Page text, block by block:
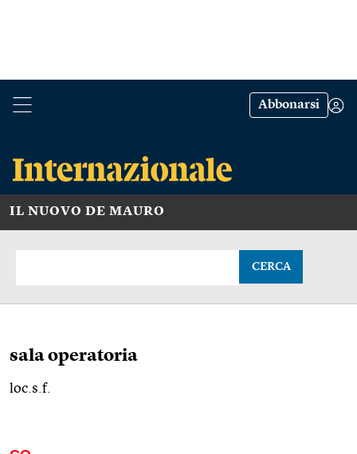
Abbonarsi
IL NUOVO DE MAURO
CERCA
sala operatoria
loc.s.f.